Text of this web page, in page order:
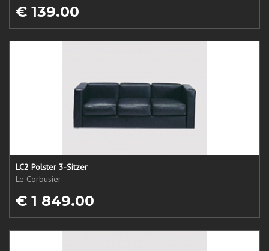
€ 139.00
LC2 Polster 3-Sitzer
Le Corbusier
€ 1 849.00